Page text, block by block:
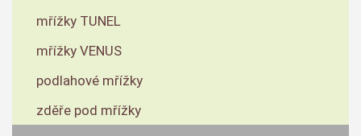
mřížky TUNEL
mřížky VENUS
podlahové mřížky
zděře pod mřížky